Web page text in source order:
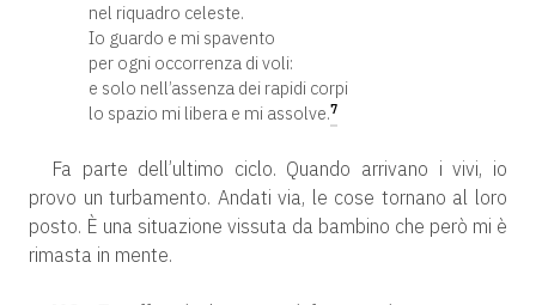
nel riquadro celeste.
Io guardo e mi spavento
per ogni occorrenza di voli:
e solo nell’assenza dei rapidi corpi
lo spazio mi libera e mi assolve.7
Fa parte dell’ultimo ciclo. Quando arrivano i vivi, io
provo un turbamento. Andati via, le cose tornano al loro
posto. È una situazione vissuta da bambino che però mi è
rimasta in mente.